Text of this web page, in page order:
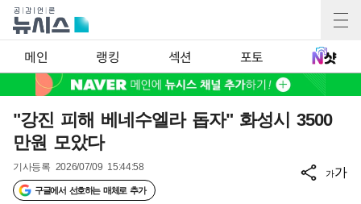
메인 랭킹 섹션 포토
"강진 피해 베네수엘라 돕자" 화성시 3500
만원 모았다
기사등록 2026/07/09 15:44:58
구글에서 선호하는 매체로 추가
가가